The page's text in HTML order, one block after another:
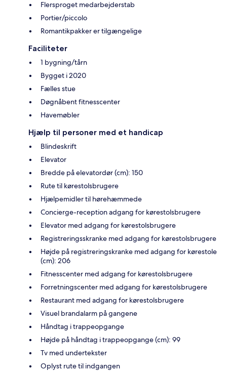
Flersproget medarbejderstab
Portier/piccolo
Romantikpakker er tilgængelige
Faciliteter
1 bygning/tårn
Bygget i 2020
Fælles stue
Døgnåbent fitnesscenter
Havemøbler
Hjælp til personer med et handicap
Blindeskrift
Elevator
Bredde på elevatordør (cm): 150
Rute til kørestolsbrugere
Hjælpemidler til hørehæmmede
Concierge-reception adgang for kørestolsbrugere
Elevator med adgang for kørestolsbrugere
Registreringsskranke med adgang for kørestolsbrugere
Højde på registreringskranke med adgang for kørestole
(cm): 206
Fitnesscenter med adgang for kørestolsbrugere
Forretningscenter med adgang for kørestolsbrugere
Restaurant med adgang for kørestolsbrugere
Visuel brandalarm på gangene
Håndtag i trappeopgange
Højde på håndtag i trappeopgange (cm): 99
Tv med undertekster
Oplyst rute til indgangen